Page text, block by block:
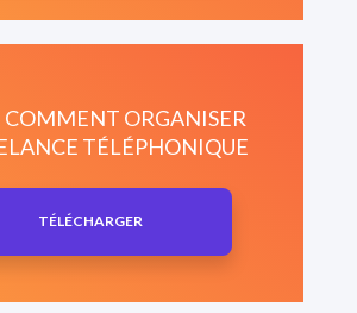
COMMENT ORGANISER
TÉLÉPHONIQUE
TÉLÉCHARGER